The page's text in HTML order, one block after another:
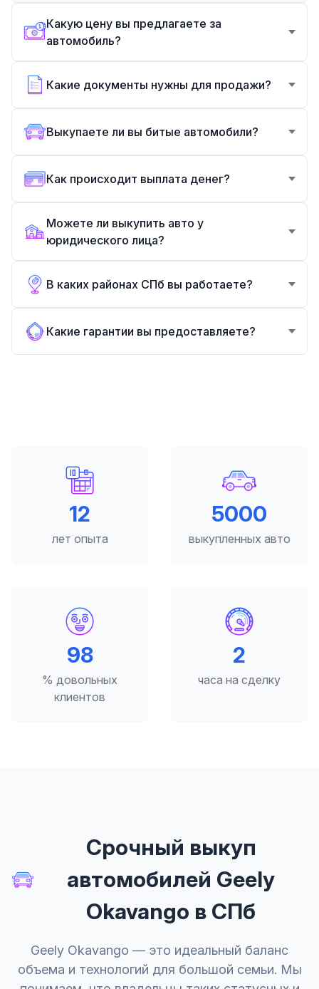
Какую цену вы предлагаете за
автомобиль?
Какие документы нужны для продажи?
Выкупаете ли вы битые автомобили?
Как происходит выплата денег?
Можете ли выкупить авто у
юридического лица?
В каких районах СПб вы работаете?
Какие гарантии вы предоставляете?
12
лет опыта
5000
выкупленных авто
98
% довольных
клиентов
2
часа на сделку
Срочный выкуп
автомобилей Geely
Okavango в СПб
Geely Okavango — это идеальный баланс
объема и технологий для большой семьи. Мы